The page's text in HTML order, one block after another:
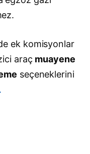
ek komisyonlar
araç muayene
seçeneklerini